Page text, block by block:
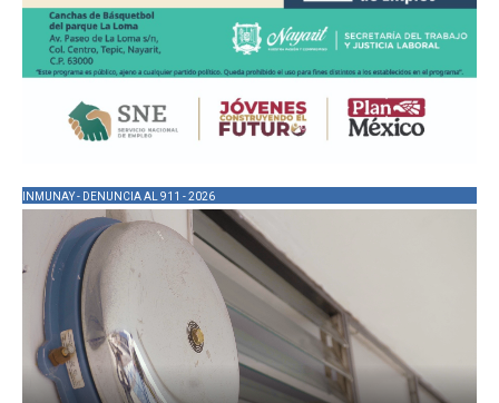
INMUNAY - DENUNCIA AL 911 - 2026